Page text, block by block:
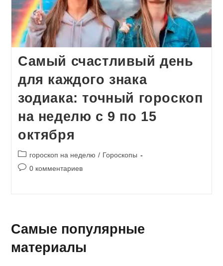
Самый счастливый день
для каждого знака
зодиака: точный гороскоп
на неделю с 9 по 15
октября
Рубрика
записи:
гороскоп на неделю / Гороскопы
Комментарии
0 комментариев
Самые популярные
материалы